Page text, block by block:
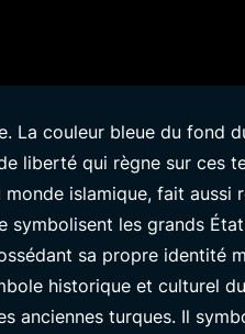
Images
Drapeau
La couleur bleue du fond
liberté qui règne sur ces
islamique, fait aussi
les grands
sa propre identité
historique et culturel
turques. Il